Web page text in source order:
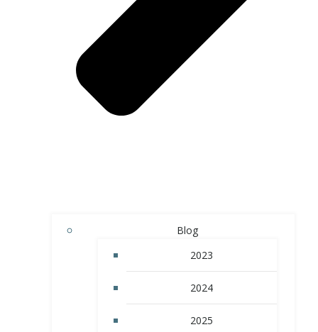
Blog
2023
2024
2025